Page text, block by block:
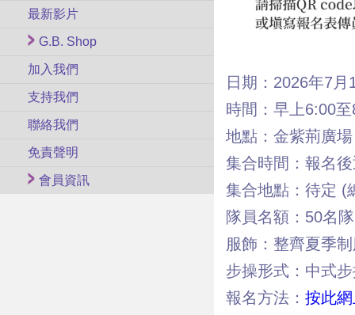
最新影片
G.B. Shop
加入我們
支持我們
聯絡我們
免責聲明
會員資訊
日期：2026年7
時間：早上6:00
地點：金紫荊廣場
集合時間：報名
集合地點：待定 (
隊員名額：50名
服飾：整齊夏季
步操形式：中式
報名方法： 按此